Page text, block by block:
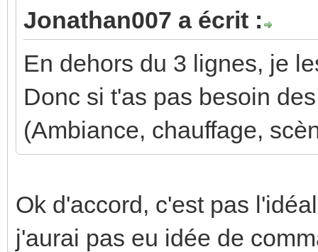
Jonathan007 a écrit :
En dehors du 3 lignes, je
Donc si t'as pas besoin
(Ambiance, chauffage,
Ok d'accord, c'est pas
j'aurai pas eu idée de